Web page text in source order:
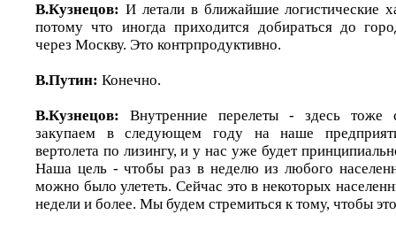
В.Кузнецов: И летали в ближайшие логистические
потому что иногда приходится добираться до
через Москву. Это контрпродуктивно.
В.Путин: Конечно.
В.Кузнецов: Внутренние перелеты - здесь тоже
закупаем в следующем году на наше
вертолета по лизингу, и у нас уже будет
Наша цель - чтобы раз в неделю из любого
можно было улететь. Сейчас это в некоторых
недели и более. Мы будем стремиться к тому, чтобы